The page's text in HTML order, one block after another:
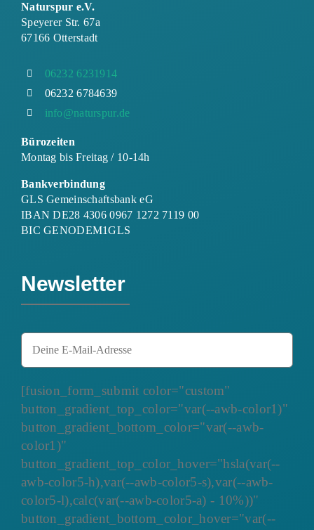
Naturspur e.V.
Speyerer Str. 67a
67166 Otterstadt
06232 6231914
06232 6784639
info@naturspur.de
Bürozeiten
Montag bis Freitag / 10-14h
Bankverbindung
GLS Gemeinschaftsbank eG
IBAN DE28 4306 0967 1272 7119 00
BIC GENODEM1GLS
Newsletter
[fusion_form_submit color="custom"
button_gradient_top_color="var(--awb-color1)"
button_gradient_bottom_color="var(--awb-
color1)"
button_gradient_top_color_hover="hsla(var(--
awb-color5-h),var(--awb-color5-s),var(--awb-
color5-l),calc(var(--awb-color5-a) - 10%))"
button_gradient_bottom_color_hover="var(--